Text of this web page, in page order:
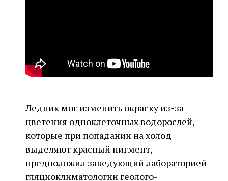
Ледник мог изменить окраску из‑за
цветения одноклеточных водорослей,
которые при попадании на холод
выделяют красный пигмент,
предположил заведующий лабораторией
гляциоклиматологии геолого-